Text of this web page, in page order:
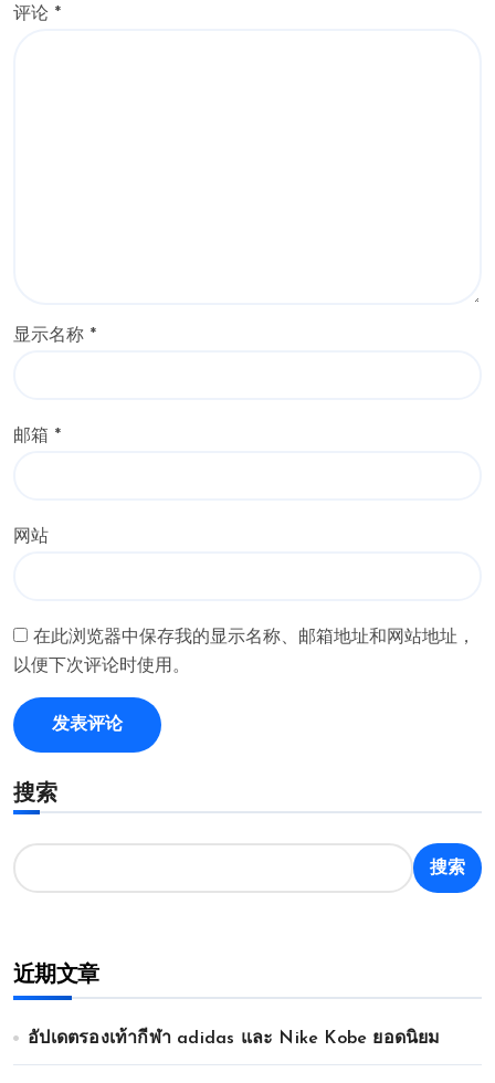
评论 *
显示名称 *
邮箱 *
网站
在此浏览器中保存我的显示名称、邮箱地址和网站地址，
以便下次评论时使用。
搜索
搜索
近期文章
อัปเดตรองเท้ากีฬา adidas และ Nike Kobe ยอดนิยม